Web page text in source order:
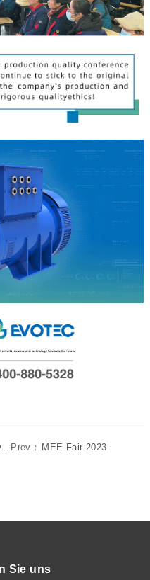
Prev： MEE Fair 2023
Sie uns